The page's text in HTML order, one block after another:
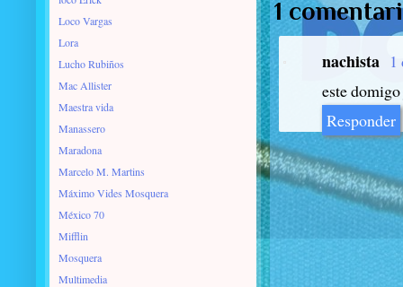
1
nachista 1
este
Responder
Loco Vargas
Lora
Lucho Rubiños
Mac Allister
Maestra vida
Manassero
Maradona
Marcelo M. Martins
Máximo Vides Mosquera
México 70
Mifflin
Mosquera
Multimedia